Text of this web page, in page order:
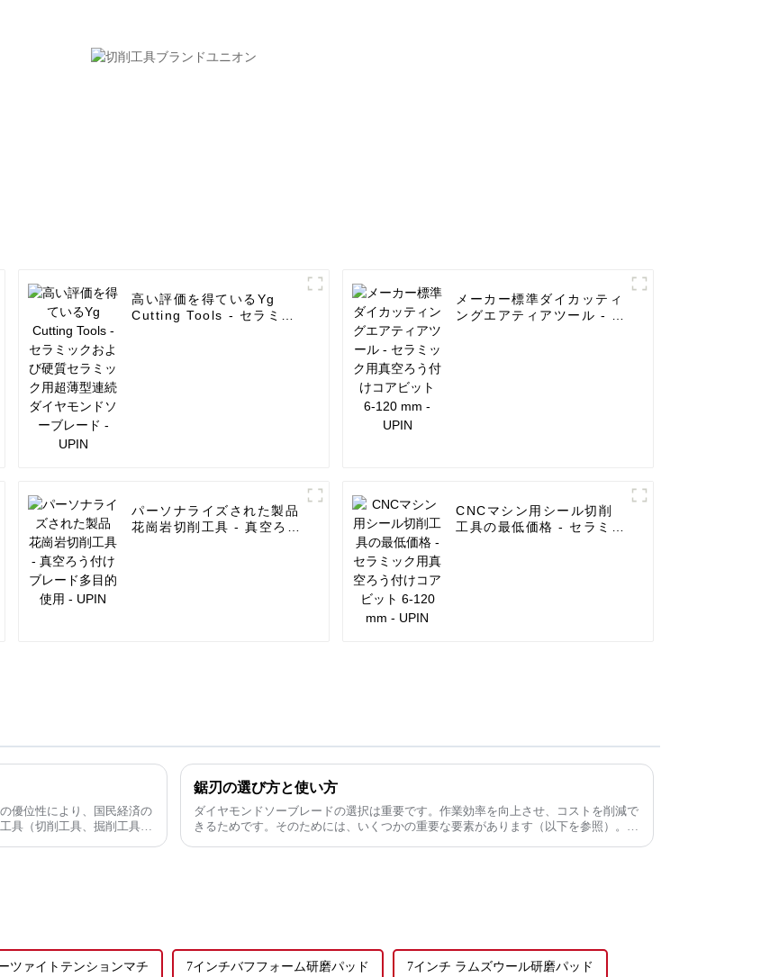
高い評価を得ているYg
Cutting Tools - セラミッ
メーカー標準ダイカッティ
ングエアティアツール - セ
パーソナライズされた製品
花崗岩切削工具 - 真空ろう
CNCマシン用シール切削
工具の最低価格 - セラミッ
優位性により、国民経済の
具（切削工具、掘削工具、
鋸刃の選び方と使い方
ダイヤモンドソーブレードの選択は重要です。作業効率を向上させ、コストを削減で
きるためです。そのためには、いくつかの重要な要素があります（以下を参照）。1.
ツァイトテンションマチ 7インチバフフォーム研磨パッド 7インチ ラムズウール研磨パッド